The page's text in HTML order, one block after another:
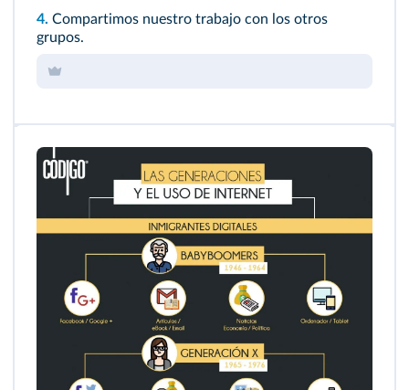
4. Compartimos nuestro trabajo con los otros
grupos.